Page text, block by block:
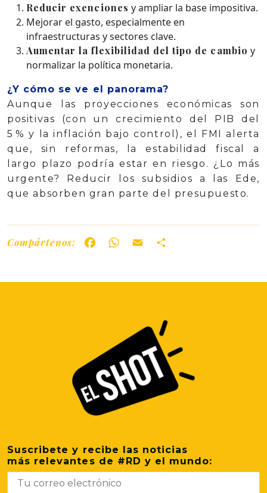
Reducir exenciones y ampliar la base impositiva.
Mejorar el gasto, especialmente en
infraestructuras y sectores clave.
Aumentar la flexibilidad del tipo de cambio y
normalizar la política monetaria.
¿Y cómo se ve el panorama?
Aunque las proyecciones económicas son
positivas (con un crecimiento del PIB del
5 % y la inflación bajo control), el FMI alerta
que, sin reformas, la estabilidad fiscal a
largo plazo podría estar en riesgo. ¿Lo más
urgente? Reducir los subsidios a las Ede,
que absorben gran parte del presupuesto.
Compártenos: FacebookWhatsApp
Email
Suscribete y recibe las noticias
más relevantes de #RD y el mundo: